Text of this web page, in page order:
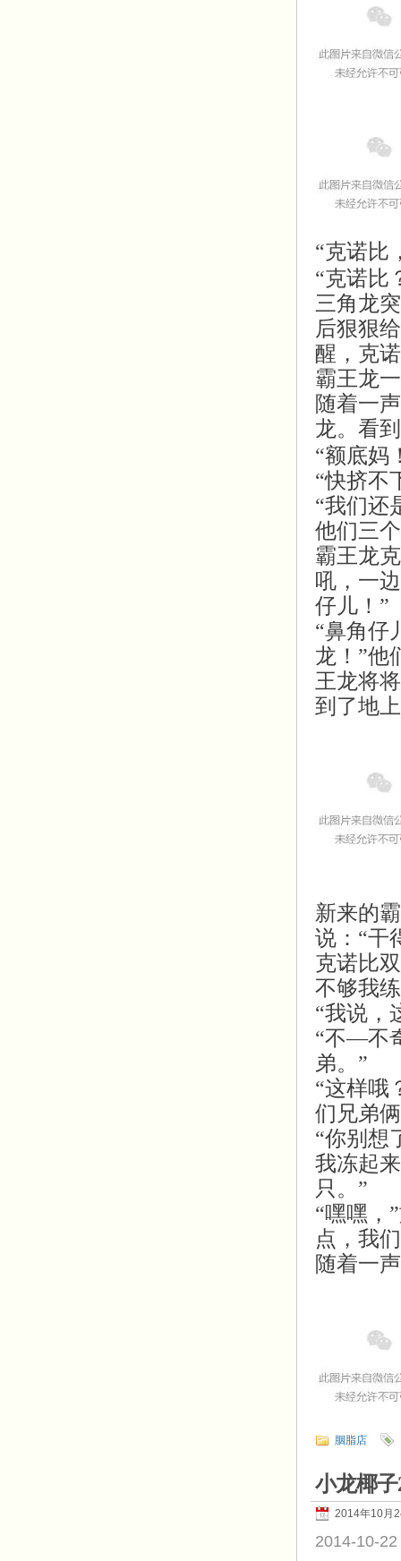
“克诺比
“克诺比
三角龙
后狠狠
醒，克
霸王龙
随着一
龙。看
“额底妈
“快挤不
“我们还
他们三
霸王龙
吼，一
仔儿！”
“鼻角仔
龙！”他
王龙将
到了地
新来的
说：“干
克诺比
不够我
“我说，
“不—不
弟。”
“这样哦
们兄弟
“你别想
我冻起
只。”
“嘿嘿，
点，我
随着一
胭脂店
小龙椰子
2014年10月
2014-10-22